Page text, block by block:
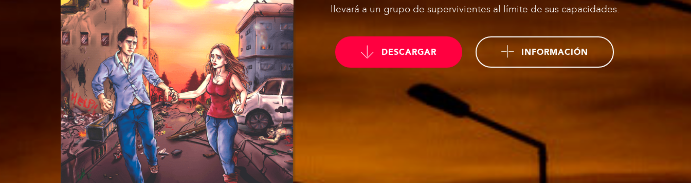
llevará a un grupo de supervivientes al límite de sus capacidades.
DESCARGAR INFORMACIÓN